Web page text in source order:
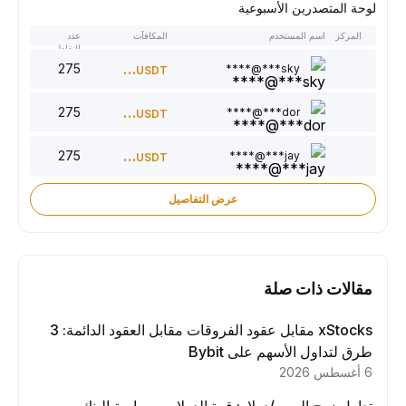
لوحة المتصدرين الأسبوعية
المركز اسم المستخدم المكافآت
النقاط
sky***@****
300USDT
dor***@****
220USDT
jay***@****
150USDT
عرض التفاصيل
مقالات ذات صلة
xStocks مقابل عقود الفروقات مقابل العقود الدائمة: 3
طرق لتداول الأسهم على Bybit